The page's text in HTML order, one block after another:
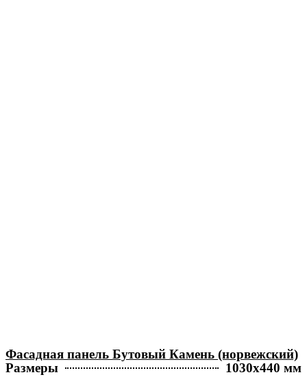
Фасадная панель Бутовый Камень (норвежский)
Размеры
1030х440 мм